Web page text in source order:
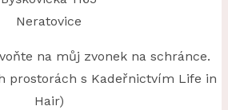
Neratovice
na můj zvonek na schránce.
prostorách s Kadeřnictvím Life in
Hair)